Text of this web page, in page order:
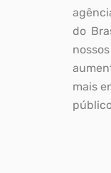
do
mais